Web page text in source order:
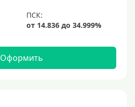
Оформить